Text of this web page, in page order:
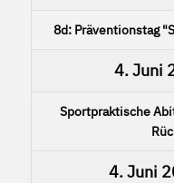
8d: Präventionstag
4. Juni
Sportpraktische
4. Juni